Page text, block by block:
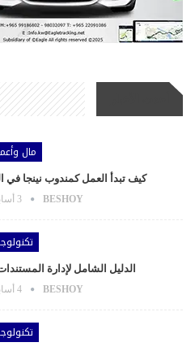
مال
كيف تبدأ العمل كمندوب نينجا
BESHOY 3 أسابيع ago
الدليل الشامل لإدارة
BESHOY 4 أسابيع ago